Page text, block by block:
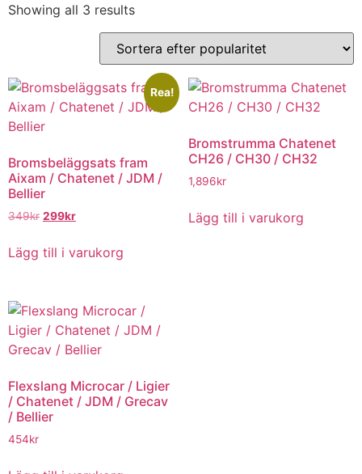
Showing all 3 resultsSorted
by
popularity
Rea!
Bromsbeläggsats fram
Aixam / Chatenet / JDM /
Bellier
349kr Det
priset
299krDet
priset
Lägg till i varukorg
Bromstrumma Chatenet
CH26 / CH30 / CH32
1,896kr
Lägg till i varukorg
Flexslang Microcar / Ligier
/ Chatenet / JDM / Grecav
/ Bellier
454kr